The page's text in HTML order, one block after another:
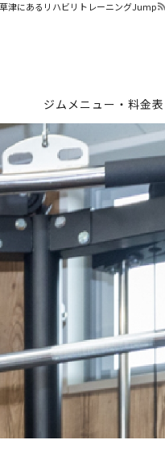
津にあるリハビリトレーニングJump
ジムメニュー・料金表